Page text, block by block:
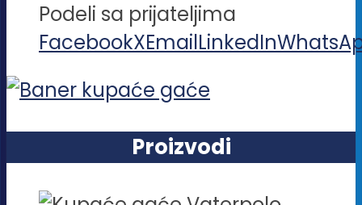
Podeli sa prijateljima
FacebookXEmailLinkedIn
Proizvodi